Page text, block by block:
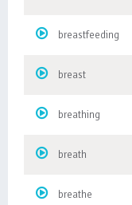
breastfeeding
breast
breathing
breath
breathe